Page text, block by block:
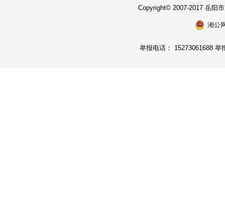
Copyright© 2007-2017 岳阳
湘公
举报电话： 15273061688